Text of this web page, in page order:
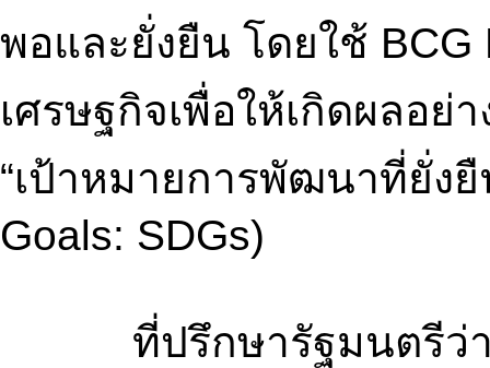
พอและยั่งยืน โดยใช้
เศรษฐกิจเพื่อให้เกิดผลอ
“เป้าหมายการพัฒนาที่ยั่งยื
Goals: SDGs)
ที่ปรึกษารัฐมนตรีว่าก